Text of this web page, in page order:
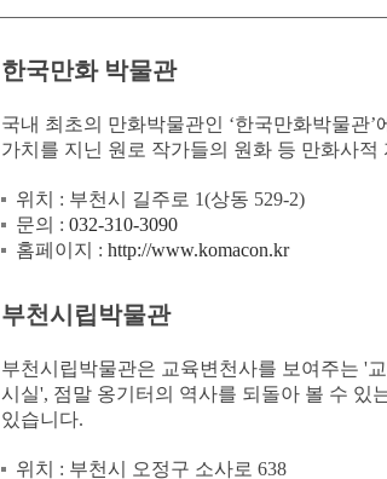
한국만화 박물관
국내 최초의 만화박물관인 ‘한국만화박물관
가치를 지닌 원로 작가들의 원화 등 만화사적
위치 : 부천시 길주로 1(상동 529-2)
문의 : 032-310-3090
홈페이지 : http://www.komacon.kr
부천시립박물관
부천시립박물관은 교육변천사를 보여주는 '
시실', 점말 옹기터의 역사를 되돌아 볼 수 있
있습니다.
위치 : 부천시 오정구 소사로 638